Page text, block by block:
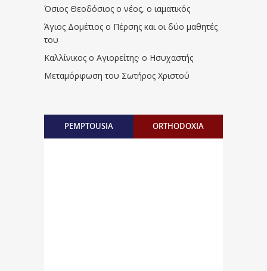
Όσιος Θεοδόσιος ο νέος, ο ιαματικός
Άγιος Δομέτιος ο Πέρσης και οι δύο μαθητές
του
Καλλίνικος ο Αγιορείτης · ο Ησυχαστής
Μεταμόρφωση του Σωτήρος Χριστού
PEMPTOUSIA ORTHODOXIA